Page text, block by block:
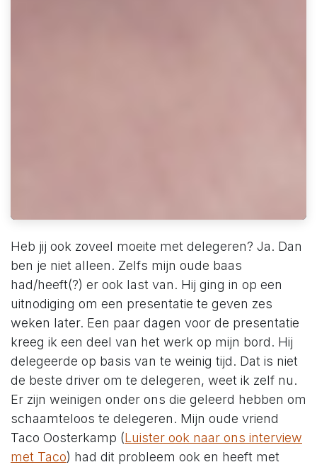
Heb jij ook zoveel moeite met delegeren? Ja. Dan
ben je niet alleen. Zelfs mijn oude baas
had/heeft(?) er ook last van. Hij ging in op een
uitnodiging om een presentatie te geven zes
weken later. Een paar dagen voor de presentatie
kreeg ik een deel van het werk op mijn bord. Hij
delegeerde op basis van te weinig tijd. Dat is niet
de beste driver om te delegeren, weet ik zelf nu.
Er zijn weinigen onder ons die geleerd hebben om
schaamteloos te delegeren. Mijn oude vriend
Taco Oosterkamp (Luister ook naar ons interview
met Taco) had dit probleem ook en heeft met